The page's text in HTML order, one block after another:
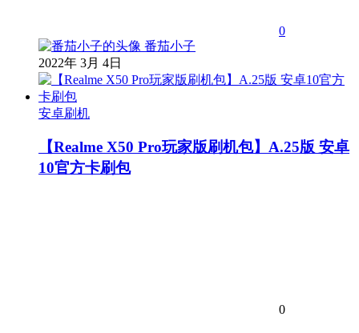
0
番茄小子
2022年 3月 4日
安卓刷机
【Realme X50 Pro玩家版刷机包】A.25版 安卓
10官方卡刷包
0